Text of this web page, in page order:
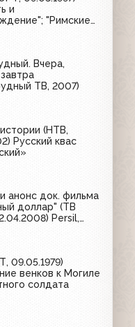
и
"Римские
Вчера,
ТВ, 2007)
(НТВ,
Русский квас
анонс док. фильма
доллар" (ТВ
Persil,
09.05.1979)
венков к Могиле
солдата